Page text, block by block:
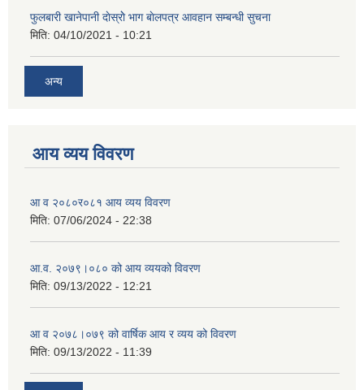
फुलबारी खानेपानी दाेस्राेे भाग बाेलपत्र आवहान सम्बन्धी सुचना
मिति: 04/10/2021 - 10:21
अन्य
आय व्यय विवरण
आ व २०८०र०८१ आय व्यय विवरण
मिति: 07/06/2024 - 22:38
आ.व. २०७९।०८० को आय व्ययको विवरण
मिति: 09/13/2022 - 12:21
आ‍ व २०७८।०७९ को वार्षिक आय र व्यय को विवरण
मिति: 09/13/2022 - 11:39